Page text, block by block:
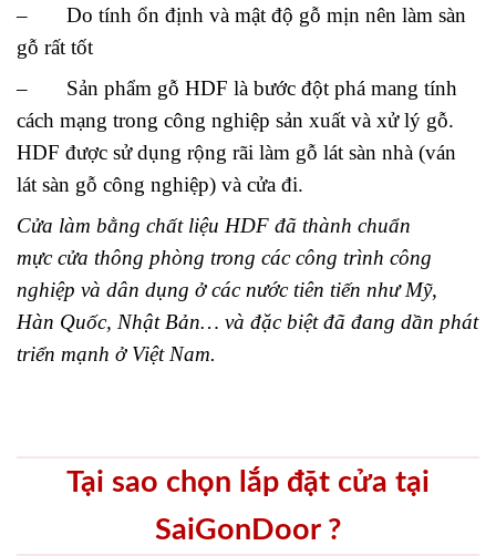
– Do tính ổn định và mật độ gỗ mịn nên làm sàn
gỗ rất tốt
– Sản phẩm gỗ HDF là bước đột phá mang tính
cách mạng trong công nghiệp sản xuất và xử lý gỗ.
HDF được sử dụng rộng rãi làm gỗ lát sàn nhà (ván
lát sàn gỗ công nghiệp) và cửa đi.
Cửa làm bằng chất liệu HDF đã thành chuẩn
mực cửa thông phòng trong các công trình công
nghiệp và dân dụng ở các nước tiên tiến như Mỹ,
Hàn Quốc, Nhật Bản… và đặc biệt đã đang dần phát
triển mạnh ở Việt Nam.
Tại sao chọn lắp đặt cửa tại
SaiGonDoor ?